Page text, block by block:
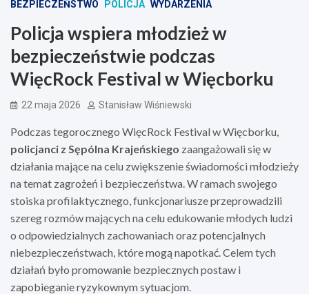
BEZPIECZEŃSTWO POLICJA WYDARZENIA
Policja wspiera młodzież w
bezpieczeństwie podczas
WięcRock Festival w Więcborku
22 maja 2026 Stanisław Wiśniewski
Podczas tegorocznego WięcRock Festival w Więcborku,
policjanci z Sępólna Krajeńskiego zaangażowali się w
działania mające na celu zwiększenie świadomości młodzieży
na temat zagrożeń i bezpieczeństwa. W ramach swojego
stoiska profilaktycznego, funkcjonariusze przeprowadzili
szereg rozmów mających na celu edukowanie młodych ludzi
o odpowiedzialnych zachowaniach oraz potencjalnych
niebezpieczeństwach, które mogą napotkać. Celem tych
działań było promowanie bezpiecznych postaw i
zapobieganie ryzykownym sytuacjom.